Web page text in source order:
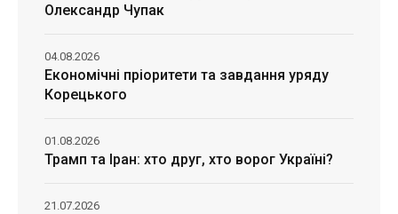
Олександр Чупак
Економічні пріоритети та завдання уряду
Корецького
04.08.2026
Трамп та Іран: хто друг, хто ворог Україні?
01.08.2026
21.07.2026